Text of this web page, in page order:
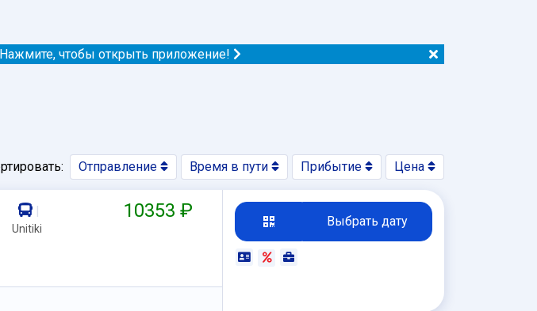
Нажмите, чтобы открыть приложение!
Отправление Время в пути Прибытие Цена
|
Unitiki
10353 ₽ Выбрать дату